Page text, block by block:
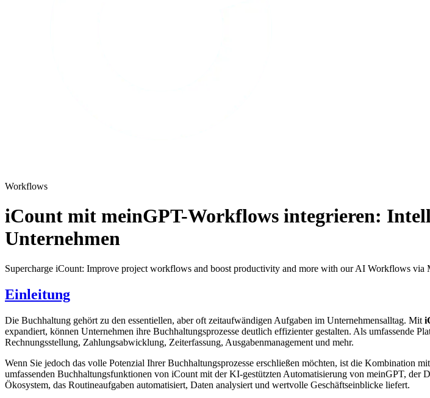
Workflows
iCount mit meinGPT-Workflows integrieren:
Unternehmen
Supercharge iCount: Improve project workflows and boost productivity and more with our AI Workflows via
Einleitung
Die Buchhaltung gehört zu den essentiellen, aber oft zeitaufwändigen Aufgaben im Unternehmensalltag. Mit
expandiert, können Unternehmen ihre Buchhaltungsprozesse deutlich effizienter gestalten. Als umfassende
Rechnungsstellung, Zahlungsabwicklung, Zeiterfassung, Ausgabenmanagement und mehr.
Wenn Sie jedoch das volle Potenzial Ihrer Buchhaltungsprozesse erschließen möchten, ist die Kombination mit
umfassenden Buchhaltungsfunktionen von iCount mit der KI-gestützten Automatisierung von meinGPT,
Ökosystem, das Routineaufgaben automatisiert, Daten analysiert und wertvolle Geschäftseinblicke liefert.